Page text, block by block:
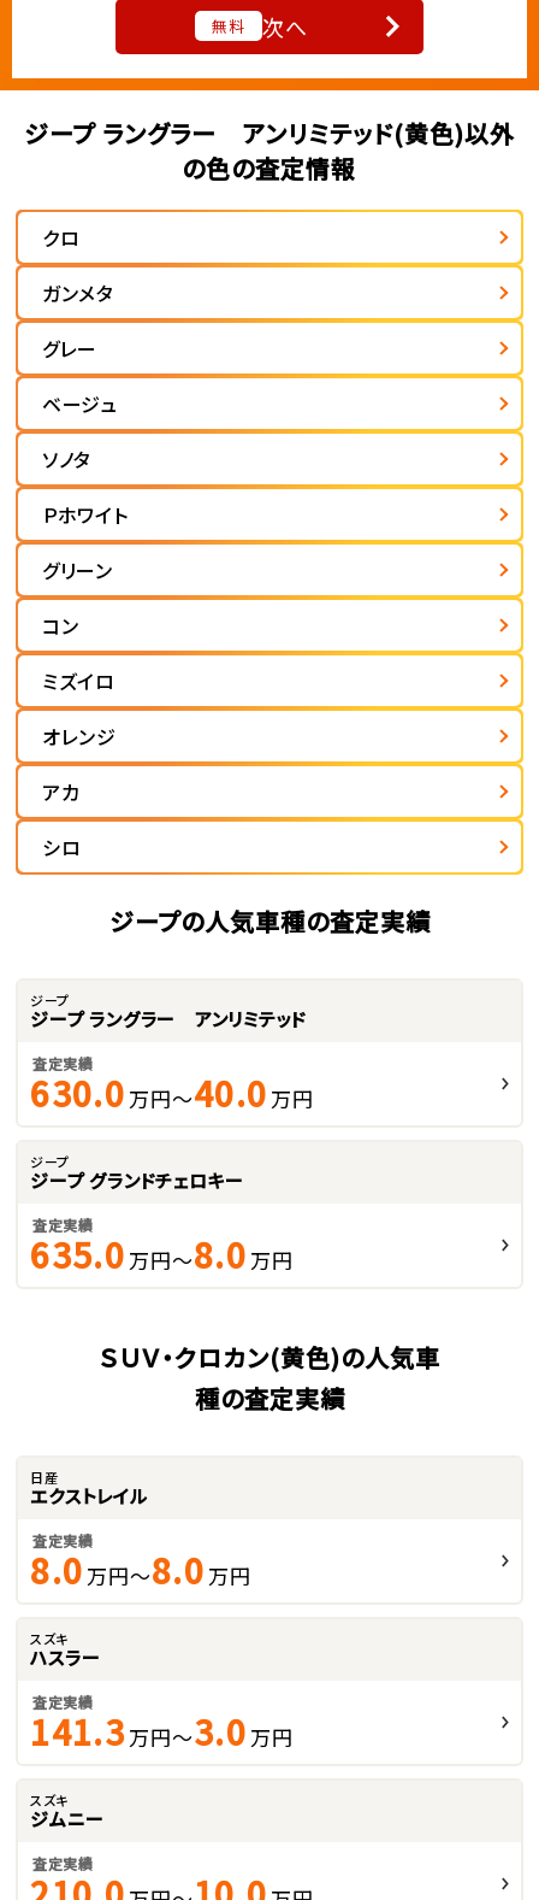
無料 次へ
ジープ ラングラー アンリミテッド(黄色)以外
の色の査定情報
クロ
ガンメタ
グレー
ベージュ
ソノタ
Ｐホワイト
グリーン
コン
ミズイロ
オレンジ
アカ
シロ
ジープの人気車種の査定実績
ジープ
ジープ ラングラー アンリミテッド
査定実績
630.0 万円～40.0 万円
ジープ
ジープ グランドチェロキー
査定実績
635.0 万円～8.0 万円
ＳＵＶ・クロカン(黄色)の人気車
種の査定実績
日産
エクストレイル
査定実績
8.0 万円～8.0 万円
スズキ
ハスラー
査定実績
141.3万円～3.0 万円
スズキ
ジムニー
査定実績